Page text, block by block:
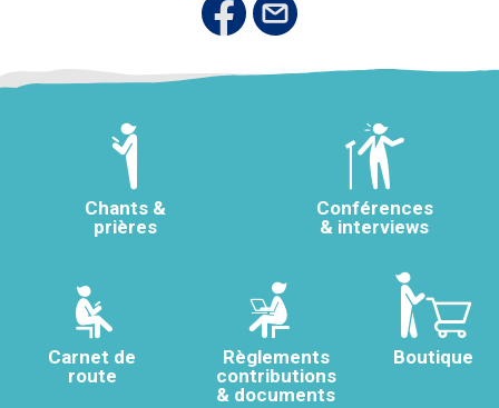
Chants &
prières
Conférences
& interviews
Carnet de
route
Règlements
contributions
& documents
Boutique